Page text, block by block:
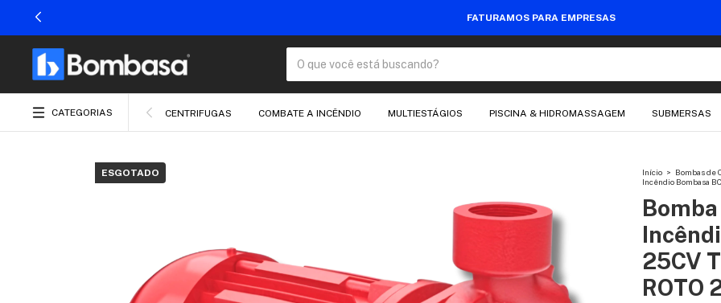
FATURAMOS PARA EMPRESAS
CATEGORIAS CENTRIFUGAS COMBATE A INCÊNDIO MULTIESTÁGIOS PISCINA & HIDROMASSAGEM SUBMERSAS
ESGOTADO Início > Bombas de
Incêndio Bombasa
25CV
ROTO